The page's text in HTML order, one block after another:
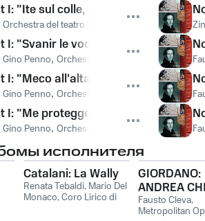
I: "Ite sul colle, o Druidi" (Oroveso,
Orchestra del teatro Metropolitan Cesare Siepi,
I: "Svanir le voci!" (Pollione, Flavio)
Gino Penno, Orchestra del teatro Metropolitan,
I: "Meco all'altar di Venere"
Gino Penno, Orchestra del teatro Metropolitan,
I: "Me protegge, me difende"
Gino Penno, Orchestra del teatro Metropolitan,
исполнителя
Catalani: La Wally
Renata Tebaldi, Mario Del
Monaco,Coro Lirico di
GIORDANO:
ANDREA
HALÉVY: LA
Fausto Cleva,
Metropolitan